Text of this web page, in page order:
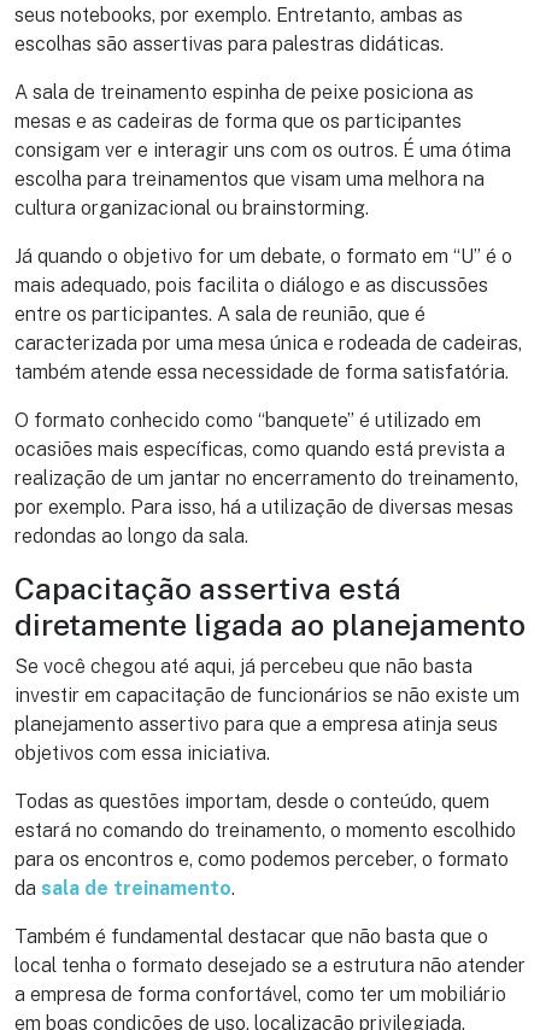
seus notebooks, por exemplo. Entretanto, ambas as
escolhas são assertivas para palestras didáticas.
A sala de treinamento espinha de peixe posiciona as
mesas e as cadeiras de forma que os participantes
consigam ver e interagir uns com os outros. É uma ótima
escolha para treinamentos que visam uma melhora na
cultura organizacional ou brainstorming.
Já quando o objetivo for um debate, o formato em “U” é o
mais adequado, pois facilita o diálogo e as discussões
entre os participantes. A sala de reunião, que é
caracterizada por uma mesa única e rodeada de cadeiras,
também atende essa necessidade de forma satisfatória.
O formato conhecido como “banquete” é utilizado em
ocasiões mais específicas, como quando está prevista a
realização de um jantar no encerramento do treinamento,
por exemplo. Para isso, há a utilização de diversas mesas
redondas ao longo da sala.
Capacitação assertiva está
diretamente ligada ao planejamento
Se você chegou até aqui, já percebeu que não basta
investir em capacitação de funcionários se não existe um
planejamento assertivo para que a empresa atinja seus
objetivos com essa iniciativa.
Todas as questões importam, desde o conteúdo, quem
estará no comando do treinamento, o momento escolhido
para os encontros e, como podemos perceber, o formato
da sala de treinamento.
Também é fundamental destacar que não basta que o
local tenha o formato desejado se a estrutura não atender
a empresa de forma confortável, como ter um mobiliário
em boas condições de uso, localização privilegiada,